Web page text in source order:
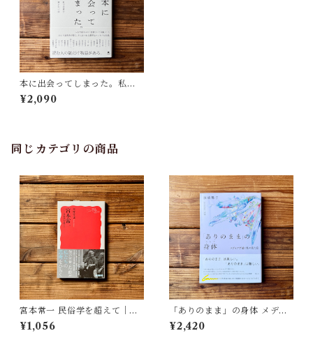
本に出会ってしまった。私の
世界を変えた一冊
¥2,090
同じカテゴリの商品
宮本常一 民俗学を超えて｜木
村 哲也
¥1,056
「ありのまま」の身体 メディ
アが描く私の見た目 | 藤嶋 陽
子(著)
¥2,420